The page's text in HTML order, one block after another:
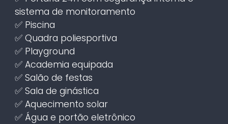
sistema de monitoramento
✅ Piscina
✅ Quadra poliesportiva
✅ Playground
✅ Academia equipada
✅ Salão de festas
✅ Sala de ginástica
✅ Aquecimento solar
✅ Água e portão eletrônico